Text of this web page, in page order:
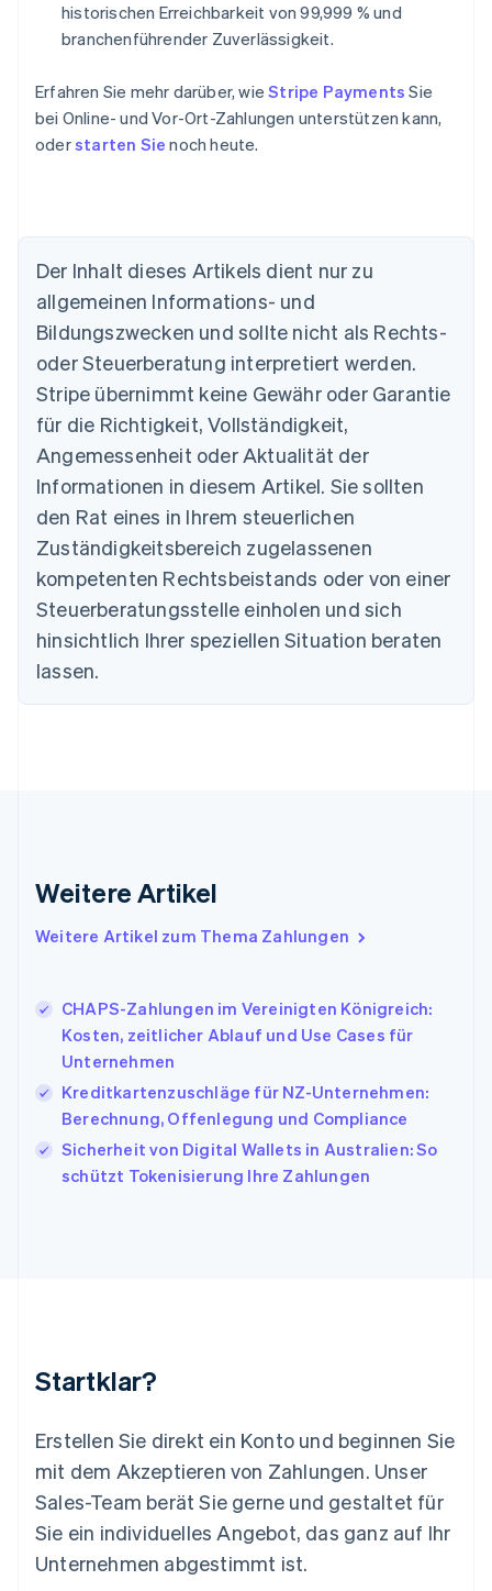
historischen Erreichbarkeit von 99,999 % und
branchenführender Zuverlässigkeit.
Erfahren Sie mehr darüber, wieStripe Payments Sie
bei Online- und Vor-Ort-Zahlungen unterstützen kann,
oderstarten Sie noch heute.
Der Inhalt dieses Artikels dient nur zu
allgemeinen Informations- und
Bildungszwecken und sollte nicht als Rechts-
oder Steuerberatung interpretiert werden.
Stripe übernimmt keine Gewähr oder Garantie
für die Richtigkeit, Vollständigkeit,
Angemessenheit oder Aktualität der
Informationen in diesem Artikel. Sie sollten
den Rat eines in Ihrem steuerlichen
Zuständigkeitsbereich zugelassenen
kompetenten Rechtsbeistands oder von einer
Steuerberatungsstelle einholen und sich
hinsichtlich Ihrer speziellen Situation beraten
lassen.
Weitere Artikel
Weitere Artikel zum Thema Zahlungen
CHAPS-Zahlungen im Vereinigten Königreich:
Kosten, zeitlicher Ablauf und Use Cases für
Unternehmen
Kreditkartenzuschläge für NZ-Unternehmen:
Berechnung, Offenlegung und Compliance
Sicherheit von Digital Wallets in Australien: So
schützt Tokenisierung Ihre Zahlungen
Startklar?
Erstellen Sie direkt ein Konto und beginnen Sie
mit dem Akzeptieren von Zahlungen. Unser
Sales-Team berät Sie gerne und gestaltet für
Sie ein individuelles Angebot, das ganz auf Ihr
Unternehmen abgestimmt ist.
Australien
English
Belgien
Nederlands Français DeutschEnglish
Brasilien
PortuguêsEnglish
English
Dänemark
English
Deutschland
Deutsch English
Estland
Festlandchina
简体中文English
Finnland
English
Frankreich
Irland
Italien
日本語English
EnglishFrançais
Kroatien
EnglishItaliano
Lettland
Liechtenstein
DeutschEnglish
Mexiko
English
Niederlande
Nederlands English
Norwegen
English
Österreich